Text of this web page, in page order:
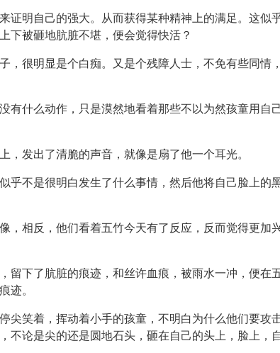
明自己的强大。从而获得某种精神上的满足。这似
下被砸地肮脏不堪，便会觉得快活？
很明显是个白痴。又是个残障人士，不免有些同情
什么动作，只是漠然地看着那些不以为然孩童用自
发出了清脆的声音，就像是扇了他一个耳光。
不是很明白发生了什么事情，然后他将自己脸上的
相反，他们看着五竹今天有了反应，反而觉得更加
下了肮脏的痕迹，和丝许血痕，被雨水一冲，便在
迹。
笑着，挥动着小手的孩童，不明白为什么他们要攻
论是尖的还是圆地石头，砸在自己的头上，脸上，